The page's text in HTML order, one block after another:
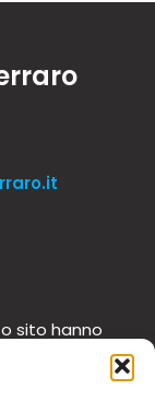
sito hanno
intendono in
di